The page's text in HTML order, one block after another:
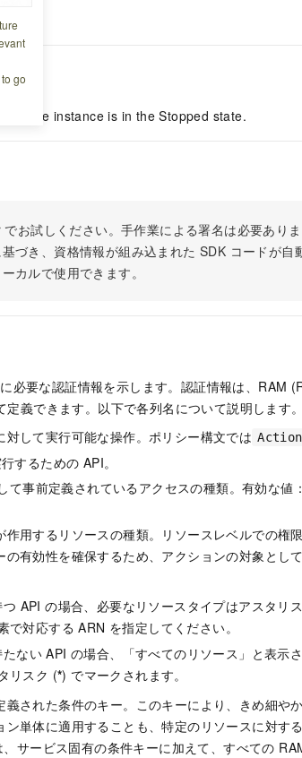
go
the instance is in the Stopped state.
お試しください。手作業による署名は必要あり
づき、資格情報が組み込まれた SDK コードが自
カルで使用できます。
必要な認証情報を示します。認証情報は、RAM
義できます。以下で各列名について説明します。
して実行可能な操作。ポリシー構文では Action
するための API。
て事前定義されているアクセスの種類。有効な値
作用するリソースの種類。リソースレベルでの権
有効性を確保するため、アクションの対象とし
API の場合、必要なリソースタイプはアスタリ
で対応する ARN を指定してください。
ない API の場合、「すべてのリソース」と表示
リスク (*) でマークされます。
された条件のキー。このキーにより、きめ細や
ン単体に適用することも、特定のリソースに対す
サービス固有の条件キーに加えて、すべての